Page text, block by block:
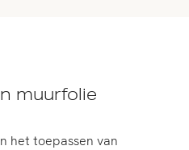
muurfolie
het toepassen van